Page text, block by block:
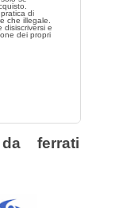
di
che illegale.
dei propri
ferrati